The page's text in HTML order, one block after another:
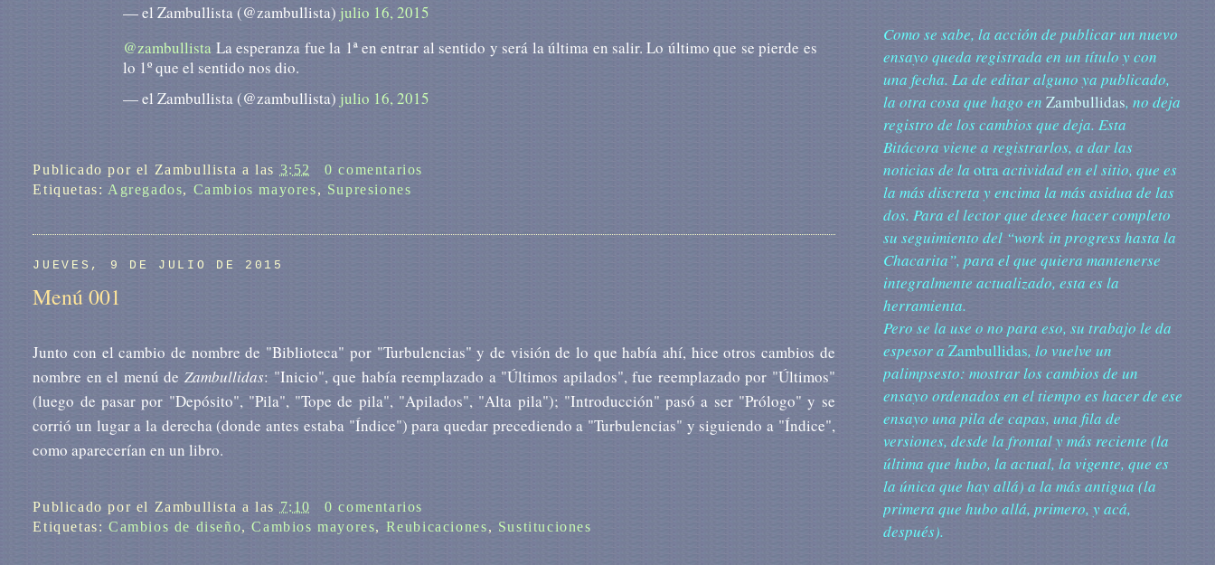
— el Zambullista (@zambullista) julio 16, 2015
@zambullista La esperanza fue la 1ª en entrar al sentido y será la última en salir. Lo último que se pierde es
lo 1º que el sentido nos dio.
— el Zambullista (@zambullista) julio 16, 2015
Publicado por el Zambullista a las 3:52
0 comentarios
Etiquetas: Agregados, Cambios mayores, Supresiones
JUEVES, 9 DE JULIO DE 2015
Menú 001
Junto con el cambio de nombre de "Biblioteca" por "Turbulencias" y de visión de lo que había ahí, hice otros cambios de
nombre en el menú de Zambullidas: "Inicio", que había reemplazado a "Últimos apilados", fue reemplazado por "Últimos"
(luego de pasar por "Depósito", "Pila", "Tope de pila", "Apilados", "Alta pila"); "Introducción" pasó a ser "Prólogo" y se
corrió un lugar a la derecha (donde antes estaba "Índice") para quedar precediendo a "Turbulencias" y siguiendo a "Índice",
como aparecerían en un libro.
Publicado por el Zambullista a las 7:10
0 comentarios
Etiquetas:Cambios de diseño,Cambios mayores, Reubicaciones, Sustituciones
Como se sabe, la acción de publicar un nuevo
ensayo queda registrada en un título y con
una fecha. La de editar alguno ya publicado,
la otra cosa que hago en Zambullidas, no deja
registro de los cambios que deja. Esta
Bitácora viene a registrarlos, a dar las
noticias de la otraactividad en el sitio, que es
la más discreta y encima la más asidua de las
dos. Para el lector que desee hacer completo
su seguimiento del “work in progress hasta la
Chacarita”, para el que quiera mantenerse
integralmente actualizado, esta es la
herramienta.
Pero se la use o no para eso, su trabajo le da
espesor a Zambullidas, lo vuelve un
palimpsesto: mostrar los cambios de un
ensayo ordenados en el tiempo es hacer de ese
ensayo una pila de capas, una fila de
versiones, desde la frontal y más reciente (la
última que hubo, la actual, la vigente, que es
la única que hay allá) a la más antigua (la
primera que hubo allá, primero, y acá,
después).